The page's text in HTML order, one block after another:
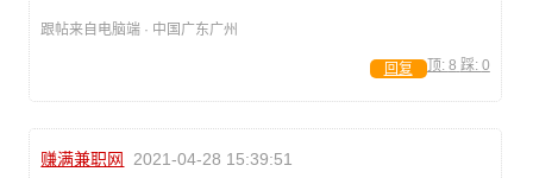
跟帖来自电脑端 · 中国广东广州
顶: 8 踩: 0
回复
赚满兼职网 2021-04-28 15:39:51